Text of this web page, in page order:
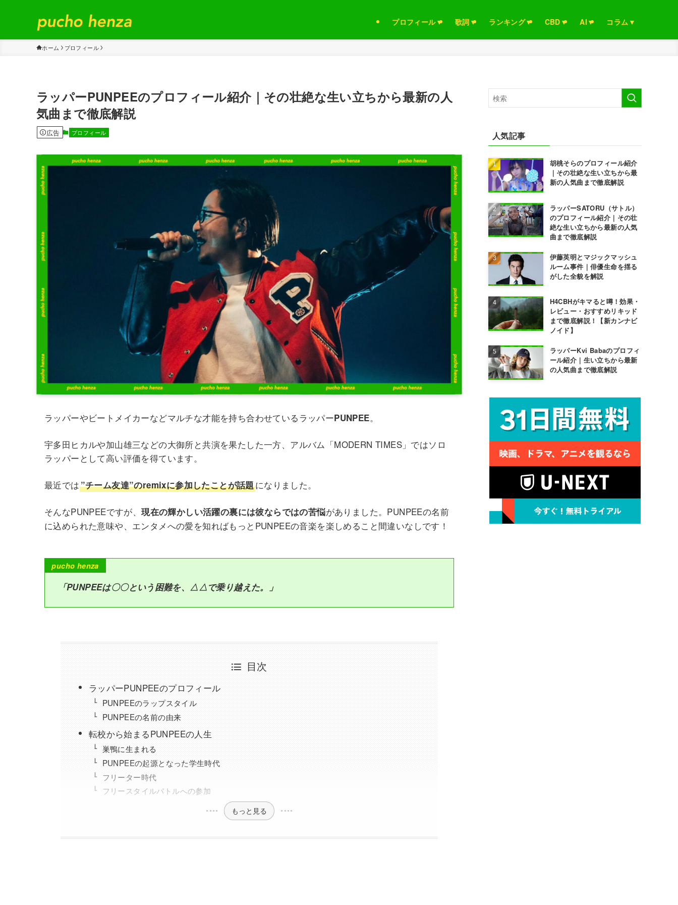
プロフィール▼ 歌詞▼ ランキング▼ CBD▼ AI▼ コラム▼
ホーム プロフィール
ラッパーPUNPEEのプロフィール紹介｜その壮絶な生い立ちから最新の人
気曲まで徹底解説
広告 プロフィール
ラッパーやビートメイカーなどマルチな才能を持ち合わせているラッパーPUNPEE。
宇多田ヒカルや加山雄三などの大御所と共演を果たした一方、アルバム「MODERN TIMES」ではソロ
ラッパーとして高い評価を得ています。
最近では”チーム友達”のremixに参加したことが話題になりました。
そんなPUNPEEですが、現在の輝かしい活躍の裏には彼ならではの苦悩がありました。PUNPEEの名前
に込められた意味や、エンタメへの愛を知ればもっとPUNPEEの音楽を楽しめること間違いなしです！
pucho henza
「PUNPEEは〇〇という困難を、△△で乗り越えた。」
目次
ラッパーPUNPEEのプロフィール
PUNPEEのラップスタイル
PUNPEEの名前の由来
転校から始まるPUNPEEの人生
巣鴨に生まれる
PUNPEEの起源となった学生時代
フリーター時代
フリースタイルバトルへの参加
もっと見る
人気記事
胡桃そらのプロフィール紹介
｜その壮絶な生い立ちから最
新の人気曲まで徹底解説
ラッパーSATORU（サトル）
のプロフィール紹介｜その壮
絶な生い立ちから最新の人気
曲まで徹底解説
伊藤英明とマジックマッシュ
ルーム事件｜俳優生命を揺る
がした全貌を解説
H4CBHがキマると噂！効果・
レビュー・おすすめリキッド
まで徹底解説！【新カンナビ
ノイド】
ラッパーKvi Babaのプロフィ
ール紹介｜生い立ちから最新
の人気曲まで徹底解説